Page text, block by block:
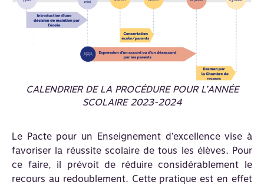
CALENDRIER DE LA PROCÉDURE POUR L’ANNÉE
SCOLAIRE 2023-2024
Le Pacte pour un Enseignement d’excellence vise à
favoriser la réussite scolaire de tous les élèves. Pour
ce faire, il prévoit de réduire considérablement le
recours au redoublement. Cette pratique est en effet